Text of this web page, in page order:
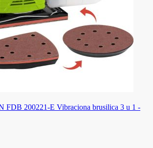
200221-E Vibraciona brusilica 3 u 1 -